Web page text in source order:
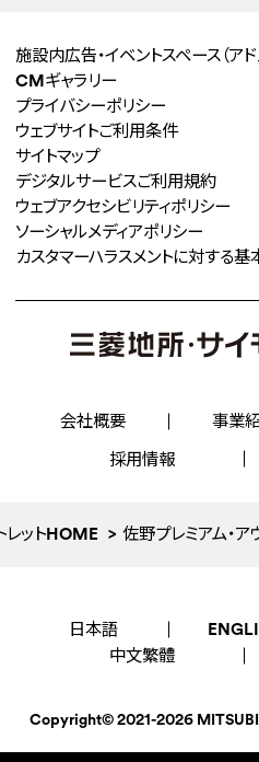
施設内広告・イベントスペース （ア
CMギャラリー
プライバシーポリシー
ウェブサイトご利用条件
サイトマップ
デジタルサービスご利用規約
ウェブアクセシビリティポリシー
ソーシャルメディアポリシー
カスタマーハラスメントに対する基
会社概要 事業
採用情報
レットHOME 佐野プレミアム・ア
日本語
中文繁體
Copyright©2021-2026